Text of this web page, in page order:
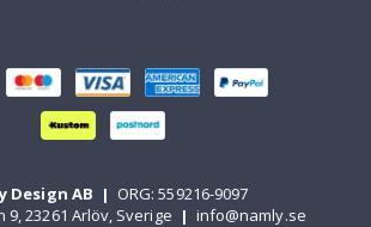
Design AB | ORG: 559216-9097
9, 23261 Arlöv, Sverige | info@namly.se